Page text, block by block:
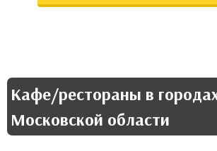
Кафе/рестораны в
Московской области